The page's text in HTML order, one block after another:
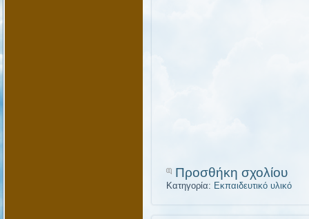
Προσθήκη σχολίου
Κατηγορία: Εκπαιδευτικό υλικό